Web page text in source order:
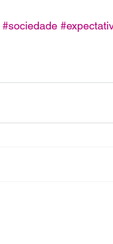
#sociedade